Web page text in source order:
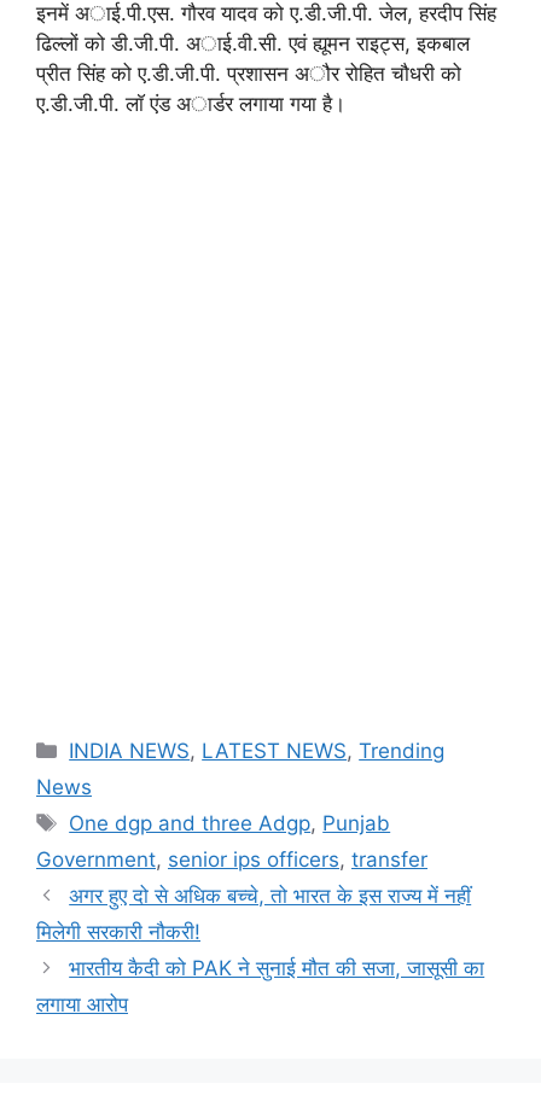
इनमें अाई.पी.एस. गौरव यादव को ए.डी.जी.पी. जेल, हरदीप सिंह
ढिल्लों को डी.जी.पी. अाई.वी.सी. एवं ह्यूमन राइट्स, इकबाल
प्रीत सिंह को ए.डी.जी.पी. प्रशासन अौर रोहित चौधरी को
ए.डी.जी.पी. लाॅ एंड अार्डर लगाया गया है।
Categories
INDIA NEWS, LATEST NEWS,Trending
News
Tags
One dgp and three Adgp, Punjab
Government, senior ips officers, transfer
अगर हुए दो से अधिक बच्चे, तो भारत के इस राज्य में नहीं
मिलेगी सरकारी नौकरी!
भारतीय कैदी को PAK ने सुनाई मौत की सजा, जासूसी का
लगाया आरोप